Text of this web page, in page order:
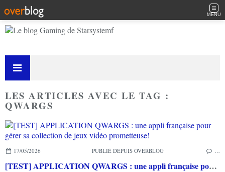
MENU
LES ARTICLES AVEC LE TAG :
QWARGS
17/05/2026 PUBLIÉ DEPUIS OVERBLOG
[TEST] APPLICATION QWARGS : une appli française pour gérer sa collection de jeux vidéo prometteuse!